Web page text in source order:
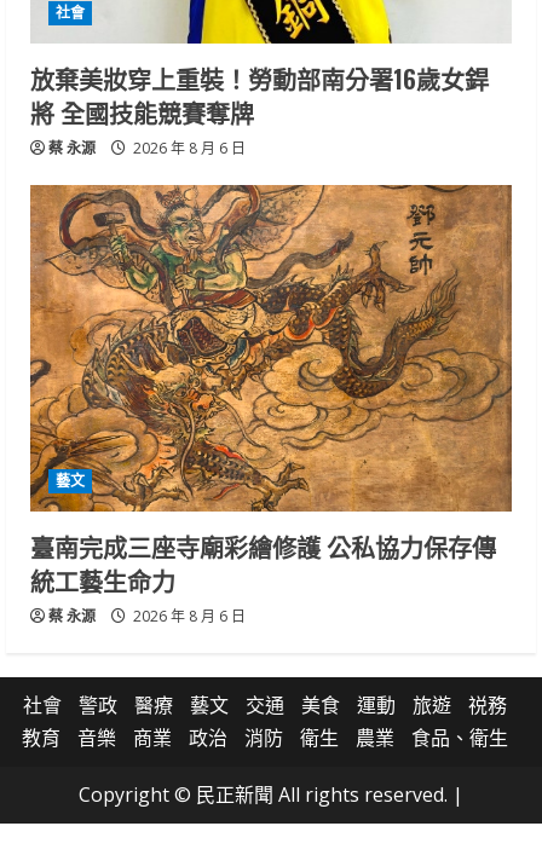
社會
放棄美妝穿上重裝！勞動部南分署16歲女銲
將 全國技能競賽奪牌
蔡 永源 2026 年 8 月 6 日
藝文
臺南完成三座寺廟彩繪修護 公私協力保存傳
統工藝生命力
蔡 永源 2026 年 8 月 6 日
社會 警政 醫療 藝文 交通 美食 運動 旅遊
祱務
教育
音樂 商業 政治 消防 衛生 農業 食品、衛生
Copyright © 民正新聞 All rights reserved. |